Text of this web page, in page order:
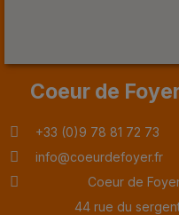
Coeur de
+33 (0)9 78 81 72 73
info@coeurdefoyer.fr
Coeur de
44 rue du